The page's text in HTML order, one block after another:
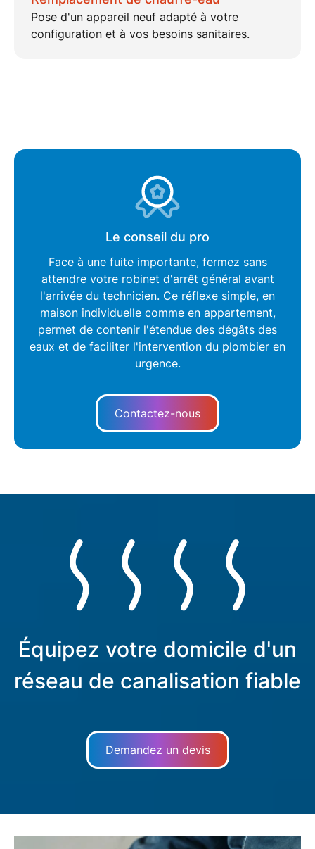
Pose d'un appareil neuf adapté à votre
configuration et à vos besoins sanitaires.
Le conseil du pro
Face à une fuite importante, fermez sans
attendre votre robinet d'arrêt général avant
l'arrivée du technicien. Ce réflexe simple, en
maison individuelle comme en appartement,
permet de contenir l'étendue des dégâts des
eaux et de faciliter l'intervention du plombier en
urgence.
Contactez-nous
Équipez votre domicile d'un
réseau de canalisation fiable
Demandez un devis